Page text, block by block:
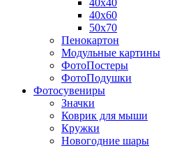
40х60
50х70
Пенокартон
Модульные картины
ФотоПостеры
ФотоПодушки
Фотоcувениры
Значки
Коврик для мыши
Кружки
Новогодние шары